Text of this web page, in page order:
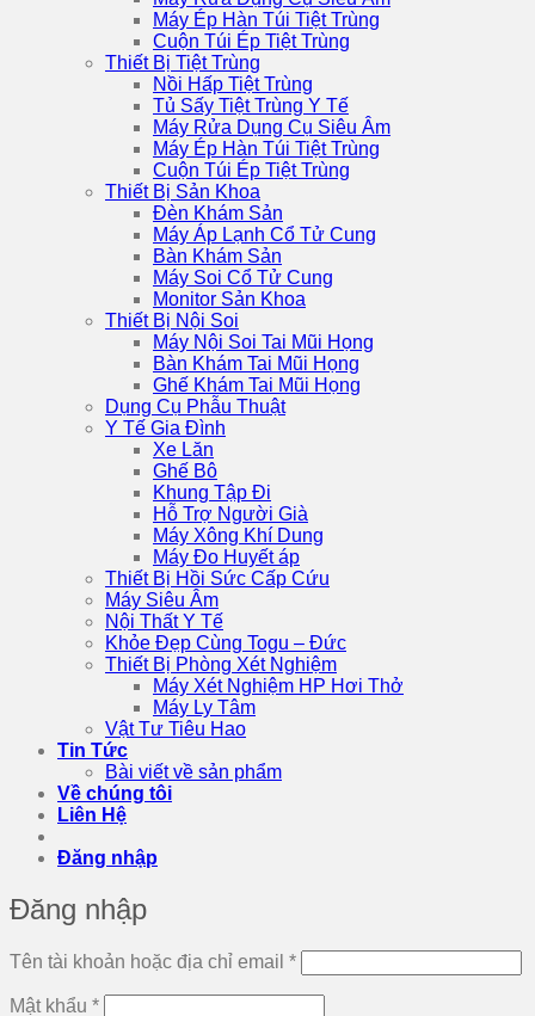
Máy Ép Hàn Túi Tiệt Trùng
Cuộn Túi Ép Tiệt Trùng
Thiết Bị Tiệt Trùng
Nồi Hấp Tiệt Trùng
Tủ Sấy Tiệt Trùng Y Tế
Máy Rửa Dụng Cụ Siêu Âm
Máy Ép Hàn Túi Tiệt Trùng
Cuộn Túi Ép Tiệt Trùng
Thiết Bị Sản Khoa
Đèn Khám Sản
Máy Áp Lạnh Cổ Tử Cung
Bàn Khám Sản
Máy Soi Cổ Tử Cung
Monitor Sản Khoa
Thiết Bị Nội Soi
Máy Nội Soi Tai Mũi Họng
Bàn Khám Tai Mũi Họng
Ghế Khám Tai Mũi Họng
Dụng Cụ Phẫu Thuật
Y Tế Gia Đình
Xe Lăn
Ghế Bô
Khung Tập Đi
Hỗ Trợ Người Già
Máy Xông Khí Dung
Máy Đo Huyết áp
Thiết Bị Hồi Sức Cấp Cứu
Máy Siêu Âm
Nội Thất Y Tế
Khỏe Đẹp Cùng Togu – Đức
Thiết Bị Phòng Xét Nghiệm
Máy Xét Nghiệm HP Hơi Thở
Máy Ly Tâm
Vật Tư Tiêu Hao
Tin Tức
Bài viết về sản phẩm
Về chúng tôi
Liên Hệ
Đăng nhập
Đăng nhập
Tên tài khoản hoặc địa chỉ email *Bắt
buộc
Mật khẩu *Bắt